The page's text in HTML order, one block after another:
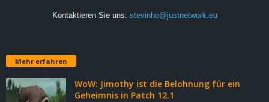
Kontaktieren Sie uns: stevinho@justnetwork.eu
Mehr erfahren
WoW: Jimothy ist die Belohnung für ein
Geheimnis in Patch 12.1